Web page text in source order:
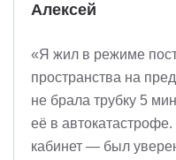
Алексей
«Я жил в режиме
пространства на
не брала трубку 5
её в
кабинет — был